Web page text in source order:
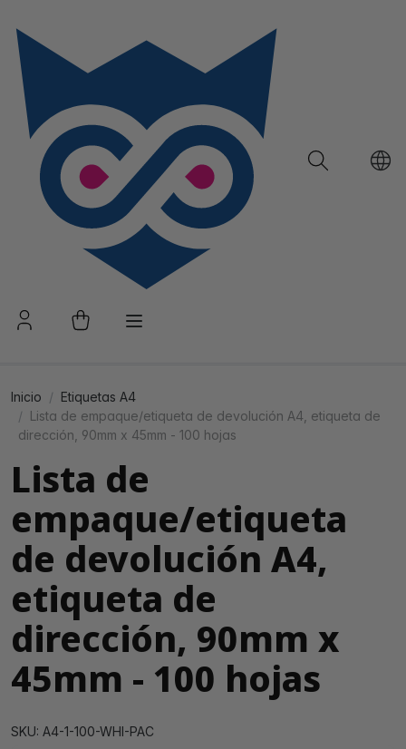
Inicio
Etiquetas A4
Lista de empaque/etiqueta de devolución A4, etiqueta de
dirección, 90mm x 45mm - 100 hojas
Lista de
empaque/etiqueta
de devolución A4,
etiqueta de
dirección, 90mm x
45mm - 100 hojas
SKU: A4-1-100-WHI-PAC